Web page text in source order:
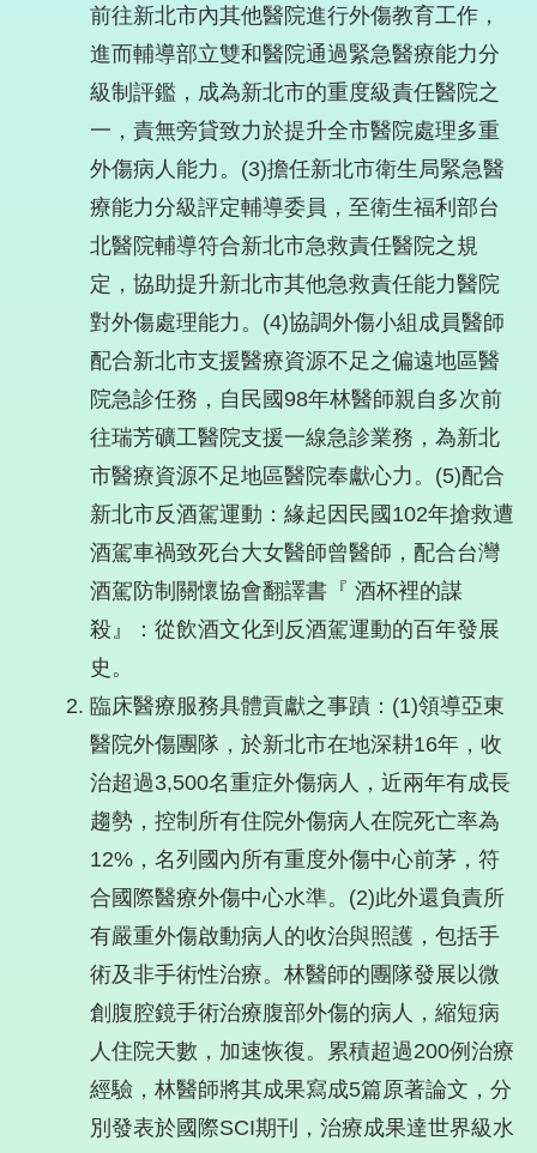
前往新北市內其他醫院進行外傷教育工作，
進而輔導部立雙和醫院通過緊急醫療能力分
級制評鑑，成為新北市的重度級責任醫院之
一，責無旁貸致力於提升全市醫院處理多重
外傷病人能力。(3)擔任新北市衛生局緊急醫
療能力分級評定輔導委員，至衛生福利部台
北醫院輔導符合新北市急救責任醫院之規
定，協助提升新北市其他急救責任能力醫院
對外傷處理能力。(4)協調外傷小組成員醫師
配合新北市支援醫療資源不足之偏遠地區醫
院急診任務，自民國98年林醫師親自多次前
往瑞芳礦工醫院支援一線急診業務，為新北
市醫療資源不足地區醫院奉獻心力。(5)配合
新北市反酒駕運動：緣起因民國102年搶救遭
酒駕車禍致死台大女醫師曾醫師，配合台灣
酒駕防制關懷協會翻譯書『 酒杯裡的謀
殺』：從飲酒文化到反酒駕運動的百年發展
史。
臨床醫療服務具體貢獻之事蹟：(1)領導亞東
醫院外傷團隊，於新北市在地深耕16年，收
治超過3,500名重症外傷病人，近兩年有成長
趨勢，控制所有住院外傷病人在院死亡率為
12%，名列國內所有重度外傷中心前茅，符
合國際醫療外傷中心水準。(2)此外還負責所
有嚴重外傷啟動病人的收治與照護，包括手
術及非手術性治療。林醫師的團隊發展以微
創腹腔鏡手術治療腹部外傷的病人，縮短病
人住院天數，加速恢復。累積超過200例治療
經驗，林醫師將其成果寫成5篇原著論文，分
別發表於國際SCI期刊，治療成果達世界級水